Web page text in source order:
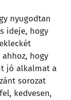
nyugodtan
ideje, hogy
hogy
jó alkalmat a
sorozat
kedvesen,